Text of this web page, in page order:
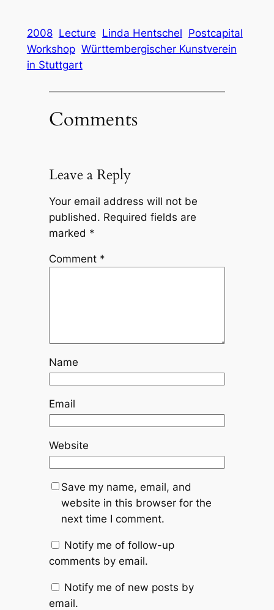
2008 Lecture Linda Hentschel Postcapital
Workshop Württembergischer Kunstverein
in Stuttgart
Comments
Leave a Reply
Your email address will not be
published. Required fields are
marked *
Comment *
Name
Email
Website
Save my name, email, and
website in this browser for the
next time I comment.
Notify me of follow-up
comments by email.
Notify me of new posts by
email.